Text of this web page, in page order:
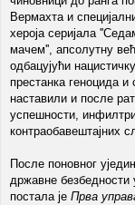
Вермахта и
хероја серијала
мачем'', апсолутну
одбацујући
престанка геноцида и
наставили и после
успешности,
контраобавештајних
После поновног
државне безбедности
постала је Прва